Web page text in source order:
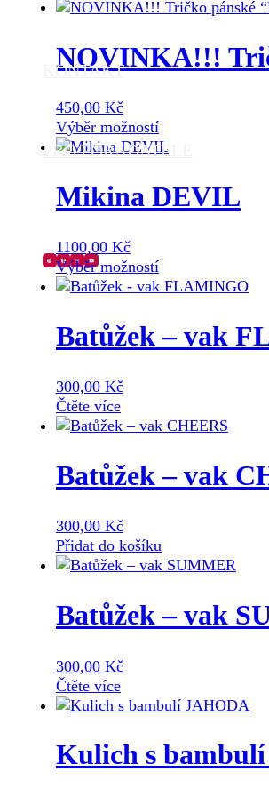
KONTAKT
PRO POŘADATELE
produkt
více
variant.
vybrat
na
NOVINKA!!!
450,00 Kč
Výběr možnostíTento
produkt
více
variant.
vybrat
na
produktu
Mikina DEVIL
1100,00 Kč
Výběr možnostíTento
produkt
variant.
na
produktu
Batůžek – vak
300,00 Kč
Čtěte více
Batůžek – vak
300,00 Kč
Přidat do košíku
Batůžek – vak
300,00 Kč
Čtěte více
Kulich s